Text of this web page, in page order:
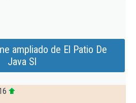
ampliado de El Patio De
Java Sl